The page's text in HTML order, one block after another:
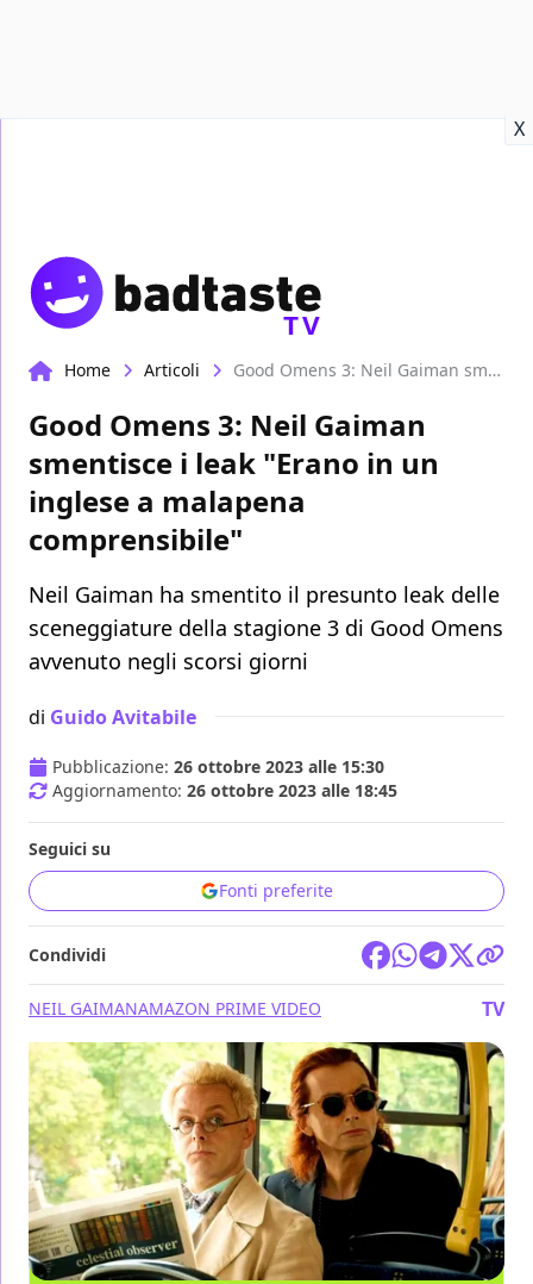
X
TV
Home Articoli Good Omens 3: Neil Gaiman smentisce i leak "Erano in un inglese a malapena comprensibile"
Good Omens 3: Neil Gaiman
smentisce i leak "Erano in un
inglese a malapena
comprensibile"
Neil Gaiman ha smentito il presunto leak delle
sceneggiature della stagione 3 di Good Omens
avvenuto negli scorsi giorni
di Guido Avitabile
Pubblicazione: 26 ottobre 2023 alle 15:30
Aggiornamento: 26 ottobre 2023 alle 18:45
Seguici su
Fonti preferite
Condividi
NEIL GAIMANAMAZON PRIME VIDEO TV